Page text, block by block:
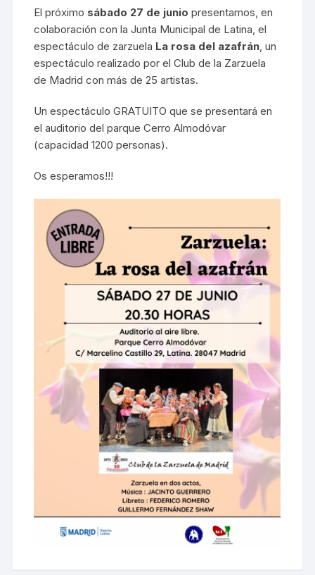
El próximo sábado 27 de junio presentamos, en
colaboración con la Junta Municipal de Latina, el
espectáculo de zarzuela La rosa del azafrán, un
espectáculo realizado por el Club de la Zarzuela
de Madrid con más de 25 artistas.
Un espectáculo GRATUITO que se presentará en
el auditorio del parque Cerro Almodóvar
(capacidad 1200 personas).
Os esperamos!!!